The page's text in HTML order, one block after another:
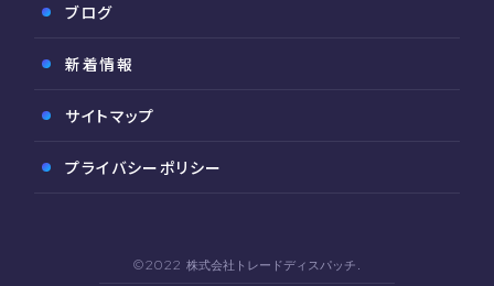
ブログ
新着情報
サイトマップ
プライバシーポリシー
©2022 株式会社トレードディスパッチ.